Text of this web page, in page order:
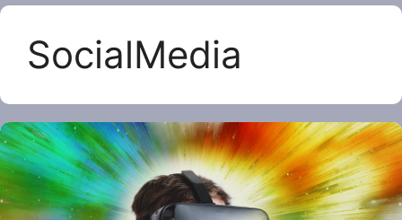
SocialMedia